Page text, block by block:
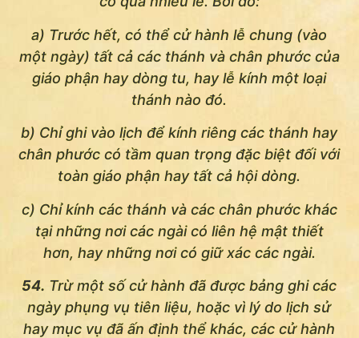
a) Trước hết, có thể cử hành lễ chung (vào
một ngày) tất cả các thánh và chân phước của
giáo phận hay dòng tu, hay lễ kính một loại
thánh nào đó.
b) Chỉ ghi vào lịch để kính riêng các thánh hay
chân phước có tầm quan trọng đặc biệt đối với
toàn giáo phận hay tất cả hội dòng.
c) Chỉ kính các thánh và các chân phước khác
tại những nơi các ngài có liên hệ mật thiết
hơn, hay những nơi có giữ xác các ngài.
54. Trừ một số cử hành đã được bảng ghi các
ngày phụng vụ tiên liệu, hoặc vì lý do lịch sử
hay mục vụ đã ấn định thể khác, các cử hành